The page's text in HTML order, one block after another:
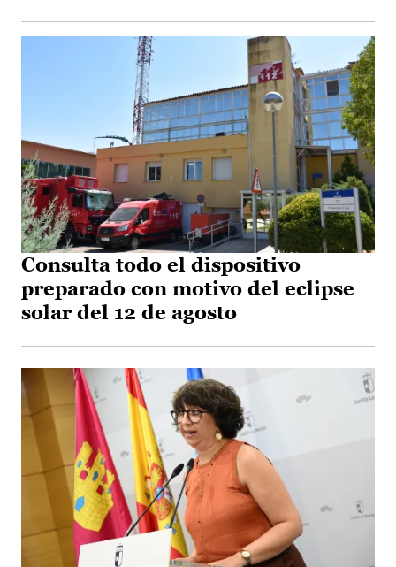
Consulta todo el dispositivo
preparado con motivo del eclipse
solar del 12 de agosto